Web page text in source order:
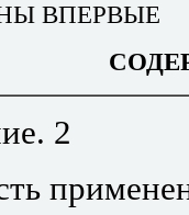
ВПЕРВЫЕ
. 2